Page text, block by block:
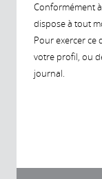
Conformément
dispose à tout
Pour exercer
votre profil, ou
journal.